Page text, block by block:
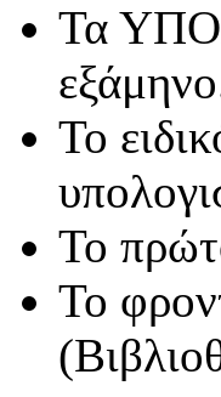
Τα
Το
Το
Το